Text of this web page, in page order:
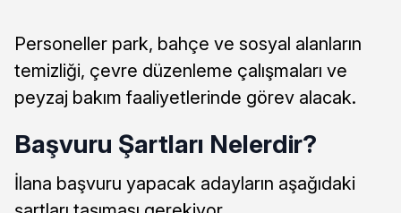
Personeller park, bahçe ve sosyal alanların
temizliği, çevre düzenleme çalışmaları ve
peyzaj bakım faaliyetlerinde görev alacak.
Başvuru Şartları Nelerdir?
İlana başvuru yapacak adayların aşağıdaki